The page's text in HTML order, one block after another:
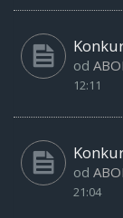
od
12:11
od
21:04